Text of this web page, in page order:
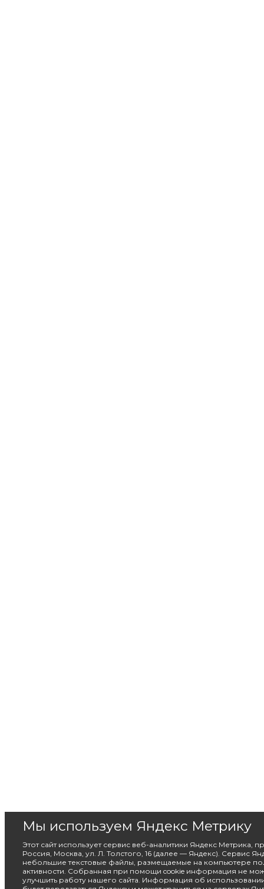
Мы используем Яндекс Метрику
Этот сайт использует сервис веб-аналитики Яндекс Метрика,
Россия, Москва, ул. Л. Толстого, 16 (далее — Яндекс). Сервис
небольшие текстовые файлы, размещаемые на компьютере
активности. Собранная при помощи cookie информация не
улучшить работу нашего сайта. Информация об